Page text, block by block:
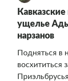
ущелье
нарзанов
Подняться в
Приэльбрусья